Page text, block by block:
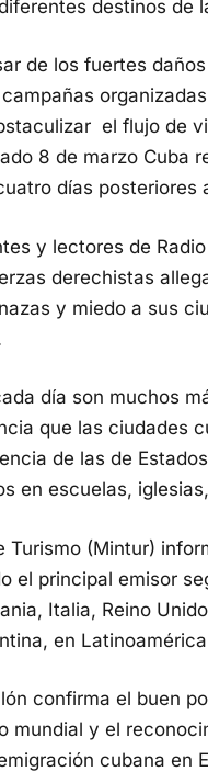
destinos de
de los fuertes
el flujo de
8 de marzo Cuba
días posteriores
y lectores de
derechistas
y miedo a sus
día son muchos
que las ciudades
de las de
en escuelas,
Turismo (Mintur)
el principal emisor
Italia, Reino
en
confirma el buen
mundial y el
cubana en